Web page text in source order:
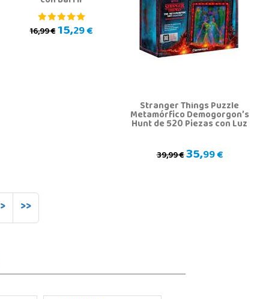
16,99 €15,29 €
Stranger Things Puzzle
Metamórfico Demogorgon’s
Hunt de 520 Piezas con Luz
39,99 €35,99 €
> >>